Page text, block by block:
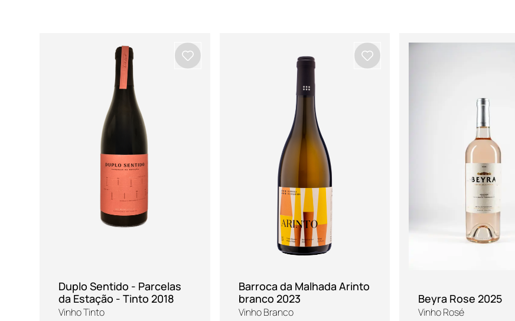
Duplo Sentido - Parcelas
da Estação - Tinto 2018
Vinho Tinto
Barroca da Malhada Arinto
branco 2023
Vinho Branco
Beyra Rose 2025
Vinho Rosé